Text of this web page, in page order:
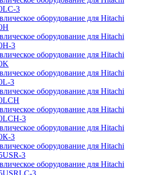
3
оборудование для Hitachi
оборудование для Hitachi
3
оборудование для Hitachi
оборудование для Hitachi
3
оборудование для Hitachi
оборудование для Hitachi
3
оборудование для Hitachi
3
оборудование для Hitachi
3
оборудование для Hitachi
3